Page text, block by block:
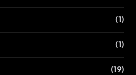
(1)
(1)
(19)